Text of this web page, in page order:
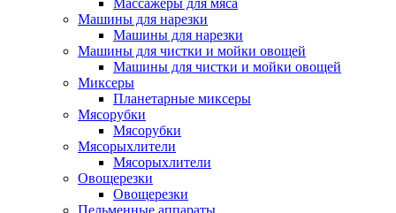
Массажеры для мяса
Машины для нарезки
Машины для нарезки
Машины для чистки и мойки овощей
Машины для чистки и мойки овощей
Миксеры
Планетарные миксеры
Мясорубки
Мясорубки
Мясорыхлители
Мясорыхлители
Овощерезки
Овощерезки
Пельменные аппараты